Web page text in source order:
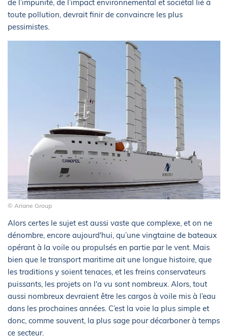
de l’impunité, de l’impact environnemental et sociétal lié à
toute pollution, devrait finir de convaincre les plus
pessimistes.
© Ariane Group
Alors certes le sujet est aussi vaste que complexe, et on ne
dénombre, encore aujourd'hui, qu’une vingtaine de bateaux
opérant à la voile ou propulsés en partie par le vent. Mais
bien que le transport maritime ait une longue histoire, que
les traditions y soient tenaces, et les freins conservateurs
puissants, les projets on l'a vu sont nombreux. Alors, tout
aussi nombreux devraient être les cargos à voile mis à l’eau
dans les prochaines années. C’est la voie la plus simple et
donc, comme souvent, la plus sage pour décarboner à temps
ce secteur.